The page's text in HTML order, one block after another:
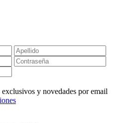
y novedades por email